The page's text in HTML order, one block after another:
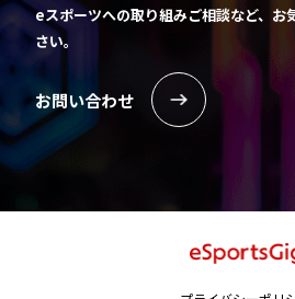
eスポーツへの取り組みご相談など、お
さい。
お問い合わせ